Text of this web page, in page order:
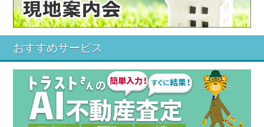
おすすめサービス